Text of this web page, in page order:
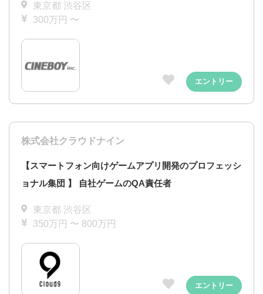
東京都 渋谷区
300万円 〜
エントリー
株式会社クラウドナイン
【スマートフォン向けゲームアプリ開発のプロフェッシ
ョナル集団 】 自社ゲームのQA責任者
東京都 渋谷区
350万円 〜 800万円
エントリー